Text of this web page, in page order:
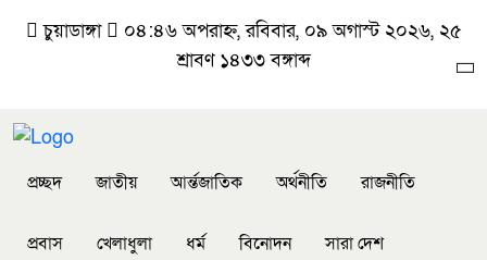
চুয়াডাঙ্গা
০৪:৪৬ অপরাহ্ন, রবিবার, ০৯ অগাস্ট ২০২৬, ২৫
শ্রাবণ ১৪৩৩ বঙ্গাব্দ
প্রচ্ছদ জাতীয় আর্ন্তজাতিক অর্থনীতি রাজনীতি
প্রবাস খেলাধুলা ধর্ম বিনোদন সারা দেশ